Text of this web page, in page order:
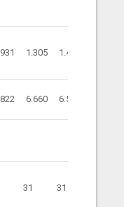
931 1.305 1.416
6.660 6.508
31 31